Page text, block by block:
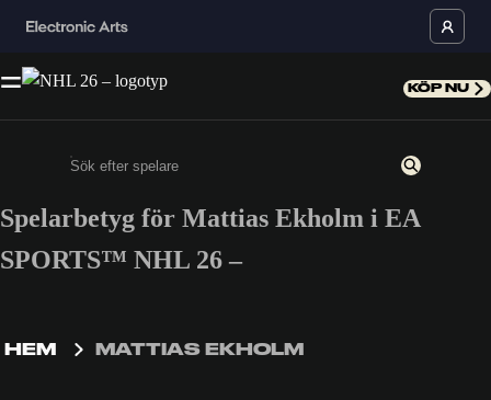
KÖP NU
Ange minst 3 tecken eller siffror
Spelarbetyg för Mattias Ekholm i EA
SPORTS™ NHL 26 –
HEM MATTIAS EKHOLM